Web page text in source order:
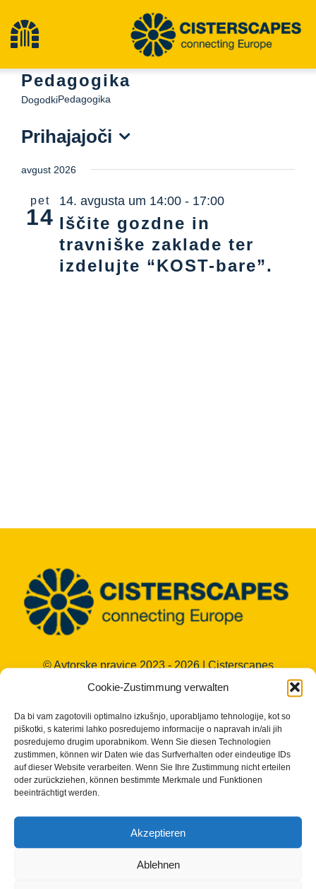
Cookie-Zustimmung verwalten
Da bi vam zagotovili optimalno izkušnjo, uporabljamo tehnologije, kot so
piškotki, s katerimi lahko posredujemo informacije o napravah in/ali jih
posredujemo drugim uporabnikom. Wenn Sie diesen Technologien
zustimmen, können wir Daten wie das Surfverhalten oder eindeutige IDs
auf dieser Website verarbeiten. Wenn Sie Ihre Zustimmung nicht erteilen
oder zurückziehen, können bestimmte Merkmale und Funktionen
beeinträchtigt werden.
Akzeptieren
Ablehnen
vsebino
Preklopna
navigacija
Cisterscapes
Območja kulturne dediščine
Najnovejše novice
Pedagogika
DogodkiPedagogika
Prihajajoči
datum.
avgust 2026
pet
14
14. avgusta um 14:00 - 17:00
Iščite gozdne in
travniške zaklade ter
izdelujte “KOST-bare”.
© Avtorske pravice 2023 - 2026 | Cisterscapes
in vse informacije brez jamstva.
Kontaktna oseba:
Okrožje Bamberg
European Heritage Label/Cisterscapes
Kontaktne osebe TEAM Cisterscapes/Landkreis